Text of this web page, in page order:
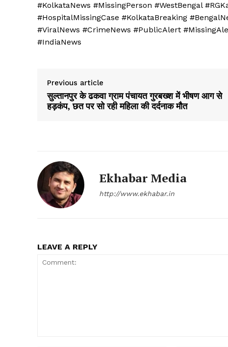
News
#KolkataNews #MissingPerson #WestBengal
#HospitalMissingCase #KolkataBreaking
#ViralNews #CrimeNews #PublicAlert
#IndiaNews
Previous article
सुल्तानपुर के ढकवा ग्राम पंचायत गुरबख्श में भीषण आग से
हड़कंप, छत पर सो रही महिला की दर्दनाक मौत
Ekhabar Media
http://www.ekhabar.in
LEAVE A REPLY